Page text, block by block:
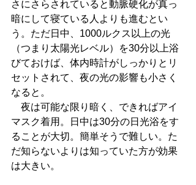
さにさらされていると動脈硬化が真っ
暗にして寝ている人よりも進むとい
う。ただ日中、1000ルクス以上の光
（つまり太陽光レベル）を30分以上浴
びておけば、体内時計がしっかりとリ
セットされて、夜の光の影響も小さく
なると。
夜は可能な限り暗く、できればアイ
マスク着用。日中は30分の日光浴をす
ることが大切。簡単そうで難しい。た
だ知らないよりは知っていた方が効果
は大きい。